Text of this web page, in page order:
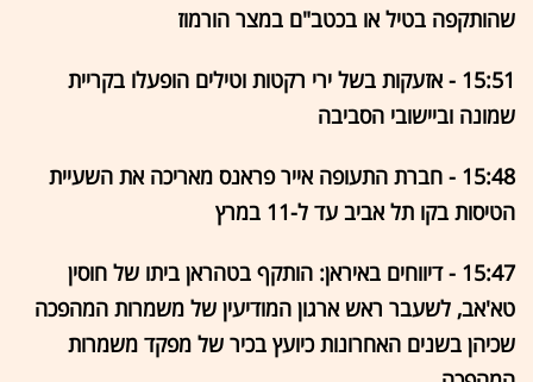
שהותקפה בטיל או בכטב"ם במצר הורמוז
15:51 - אזעקות בשל ירי רקטות וטילים הופעלו בקריית
שמונה וביישובי הסביבה
15:48 - חברת התעופה אייר פראנס מאריכה את השעיית
הטיסות בקו תל אביב עד ל-11 במרץ
15:47 - דיווחים באיראן: הותקף בטהראן ביתו של חוסין
טא'אב, לשעבר ראש ארגון המודיעין של משמרות המהפכה
שכיהן בשנים האחרונות כיועץ בכיר של מפקד משמרות